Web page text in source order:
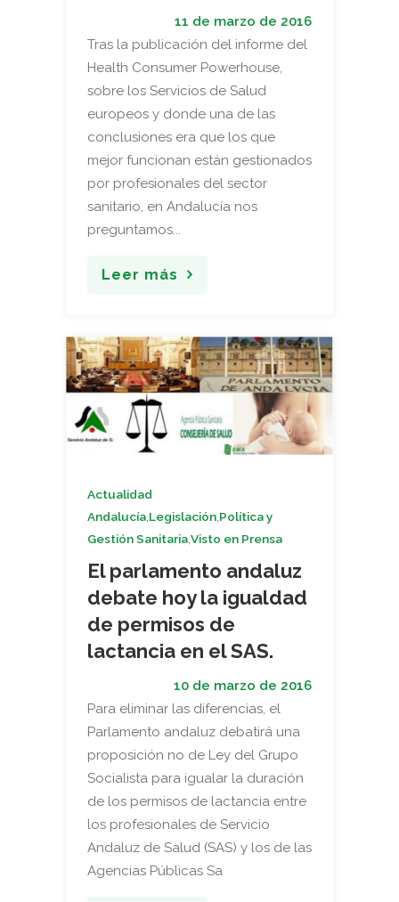
11 de marzo de 2016
Tras la publicación del informe del
Health Consumer Powerhouse,
sobre los Servicios de Salud
europeos y donde una de las
conclusiones era que los que
mejor funcionan están gestionados
por profesionales del sector
sanitario, en Andalucía nos
preguntamos...
Leer más
Actualidad
Andalucía,Legislación,Política y
Gestión Sanitaria,Visto en Prensa
El parlamento andaluz
debate hoy la igualdad
de permisos de
lactancia en el SAS.
10 de marzo de 2016
Para eliminar las diferencias, el
Parlamento andaluz debatirá una
proposición no de Ley del Grupo
Socialista para igualar la duración
de los permisos de lactancia entre
los profesionales de Servicio
Andaluz de Salud (SAS) y los de las
Agencias Públicas Sa